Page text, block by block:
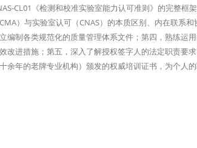
CL01《检测和校准实验室能力认可准则》的完整框
）与实验室认可（CNAS）的本质区别、内在联系和
编制各类规范化的质量管理体系文件；第四，熟练运
改进措施；第五，深入了解授权签字人的法定职责要
余年的老牌专业机构）颁发的权威培训证书，为个人